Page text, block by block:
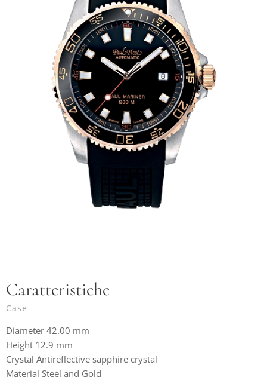
Caratteristiche
Case
Diameter 42.00 mm
Height 12.9 mm
Crystal Antireflective sapphire crystal
Material Steel and Gold